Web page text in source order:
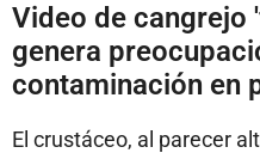
Video de cangrejo
genera
contaminación en
El crustáceo, al parecer